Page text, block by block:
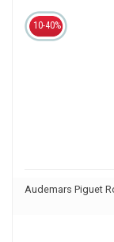
10-40%
Audemars Piguet